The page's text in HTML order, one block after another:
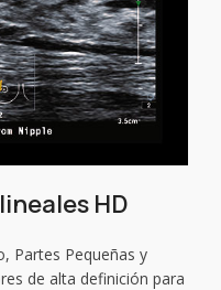
HD
Partes Pequeñas y
de alta definición para